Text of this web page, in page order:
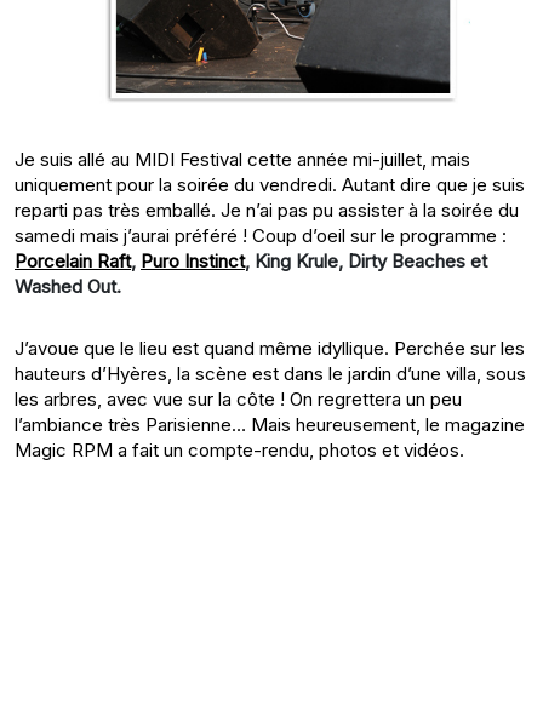
Je suis allé au MIDI Festival cette année mi-juillet, mais
uniquement pour la soirée du vendredi. Autant dire que je suis
reparti pas très emballé. Je n’ai pas pu assister à la soirée du
samedi mais j’aurai préféré ! Coup d’oeil sur le programme :
Porcelain Raft, Puro Instinct, King Krule, Dirty Beaches et
Washed Out.
J’avoue que le lieu est quand même idyllique. Perchée sur les
hauteurs d’Hyères, la scène est dans le jardin d’une villa, sous
les arbres, avec vue sur la côte ! On regrettera un peu
l’ambiance très Parisienne… Mais heureusement, le magazine
Magic RPM a fait un compte-rendu, photos et vidéos.